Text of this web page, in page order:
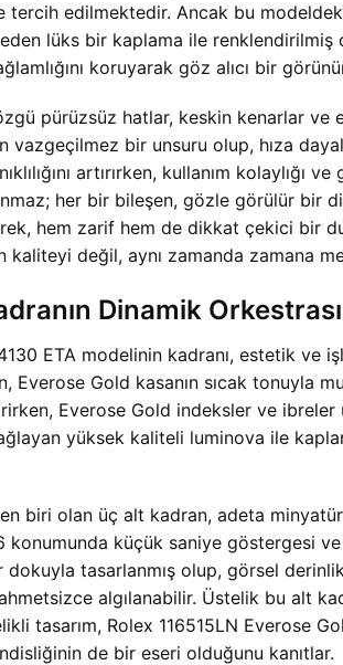
edilmektedir. Ancak bu
lüks bir kaplama ile
koruyarak göz alıcı bir
pürüzsüz hatlar, keskin kenarlar
vazgeçilmez bir unsuru olup, hıza
artırırken, kullanım
her bir bileşen, gözle görülür bir
hem zarif hem de dikkat çekici bir
kaliteyi değil, aynı zamanda zamana
Dinamik
ETA modelinin kadranı, estetik ve
Everose Gold kasanın sıcak tonuyla
Everose Gold indeksler ve
yüksek kaliteli luminova ile
biri olan üç alt kadran, adeta
konumunda küçük saniye göstergesi
tasarlanmış olup, görsel
algılanabilir. Üstelik bu alt
tasarım, Rolex 116515LN Everose
de bir eseri olduğunu kanıtlar.